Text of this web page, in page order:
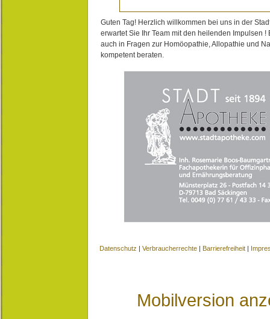
Guten Tag! Herzlich willkommen bei uns in der
erwartet Sie Ihr Team mit den heilenden Impulsen !
auch in Fragen zur Homöopathie, Allopathie und
kompetent beraten.
Datenschutz | Verbraucherrechte | Barrierefreiheit |
Mobilversion